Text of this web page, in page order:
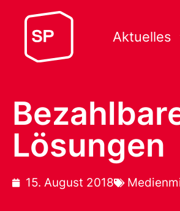
Aktuelles
Lösungen
15. August 2018